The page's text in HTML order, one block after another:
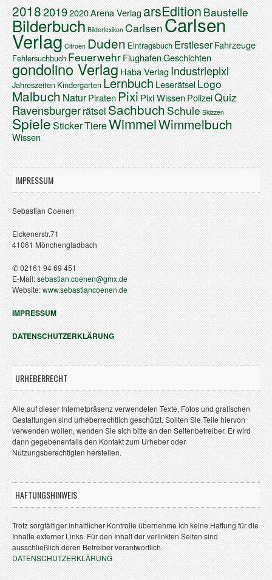
201820192020Arena VerlagarsEditionBaustelle
Bilderbuch Bilderlexikon CarlsenCarlsen
Verlag Citroen DudenEintragsbuchErstleserFahrzeuge
FehlersuchbuchFeuerwehrFlughafenGeschichten
gondolino VerlagHaba VerlagIndustriepixi
JahreszeitenKindergartenLernbuchLeserätselLogo
MalbuchNaturPiratenPixiPixi WissenPolizeiQuiz
RavensburgerrätselSachbuchSchule Skizzen
SpieleStickerTiereWimmelWimmelbuch
Wissen
IMPRESSUM
Sebastian Coenen
Eickenerstr.71
41061 Mönchengladbach
✆ 02161 94 69 451
E-Mail:sebastian.coenen@gmx.de
Website:www.sebastiancoenen.de
IMPRESSUM
DATENSCHUTZERKLÄRUNG
URHEBERRECHT
Alle auf dieser Internetpräsenz verwendeten Texte, Fotos und grafischen
Gestaltungen sind urheberrechtlich geschützt. Sollten Sie Teile hiervon
verwenden wollen, wenden Sie sich bitte an den Seitenbetreiber. Er wird
dann gegebenenfalls den Kontakt zum Urheber oder
Nutzungsberechtigten herstellen.
HAFTUNGSHINWEIS
Trotz sorgfältiger inhaltlicher Kontrolle übernehme ich keine Haftung für die
Inhalte externer Links. Für den Inhalt der verlinkten Seiten sind
ausschließlich deren Betreiber verantwortlich.
DATENSCHUTZERKLÄRUNG